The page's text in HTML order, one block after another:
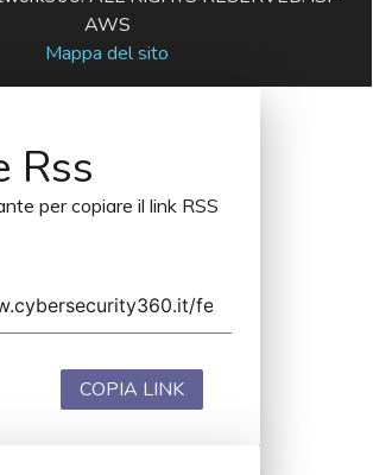
AWS
Mappa del sito
Rss
per copiare il link RSS
COPIA LINK